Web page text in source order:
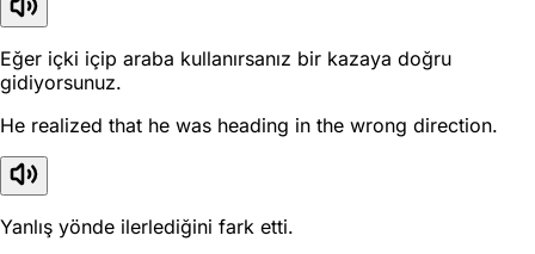
Eğer içki içip araba kullanırsanız bir kazaya doğru
gidiyorsunuz.
He realized that he was heading in the wrong direction.
Yanlış yönde ilerlediğini fark etti.